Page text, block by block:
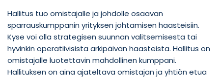
Hallitus tuo omistajalle ja johdolle osaavan
sparrauskumppanin yrityksen johtamisen haasteisiin.
Kyse voi olla strategisen suunnan valitsemisesta tai
hyvinkin operatiivisista arkipäivän haasteista. Hallitus on
omistajalle luotettavin mahdollinen kumppani.
Hallituksen on aina ajateltava omistajan ja yhtiön etua